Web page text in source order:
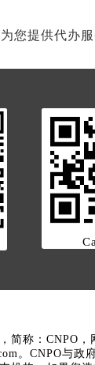
您提供代办服
简称：CNPO，
。CNPO与政